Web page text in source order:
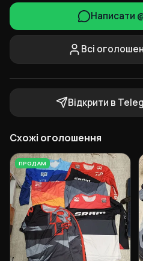
Написати
Всі
Відкрити в
Схожі оголошення
ПРОДАМ